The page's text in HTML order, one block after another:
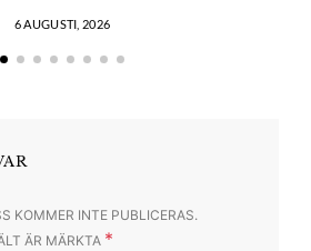
6 AUGUSTI, 2026
KOMMER INTE PUBLICERAS.
ÄR MÄRKTA *